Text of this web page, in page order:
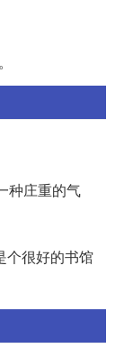
种庄重的气
个很好的书馆